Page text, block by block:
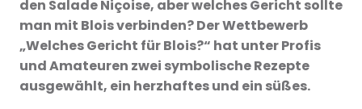
den Salade Niçoise, aber welches Gericht sollte
man mit Blois verbinden? Der Wettbewerb
„Welches Gericht für Blois?“ hat unter Profis
und Amateuren zwei symbolische Rezepte
ausgewählt, ein herzhaftes und ein süßes.